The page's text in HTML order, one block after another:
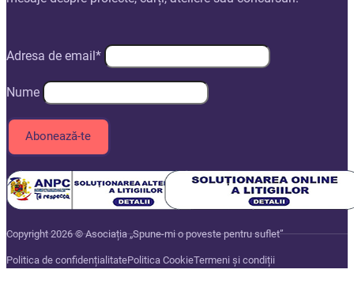
Adresa de email*
Nume
Copyright 2026 © Asociația „Spune-mi o poveste pentru suflet”
Politica de confidențialitatePolitica CookieTermeni și condiții